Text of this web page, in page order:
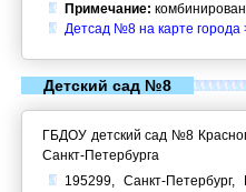
Примечание:
Детсад №8 на карте города
Детский сад №8
ГБДОУ детский сад №8
Санкт-Петербурга
195299, Санкт-